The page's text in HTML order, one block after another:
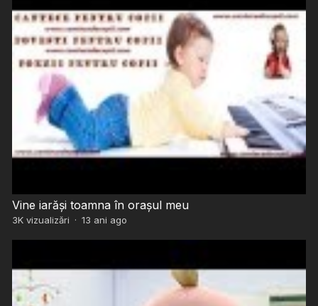
Vine iarăși toamna în orașul meu
3Kvizualizări · 13 ani ago